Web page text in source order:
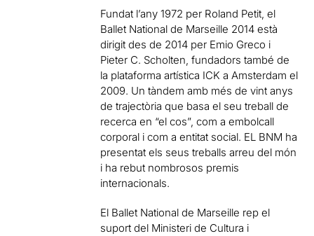
Fundat l’any 1972 per Roland Petit, el
Ballet National de Marseille 2014 està
dirigit des de 2014 per Emio Greco i
Pieter C. Scholten, fundadors també de
la plataforma artística ICK a Amsterdam el
2009. Un tàndem amb més de vint anys
de trajectòria que basa el seu treball de
recerca en “el cos”, com a embolcall
corporal i com a entitat social. EL BNM ha
presentat els seus treballs arreu del món
i ha rebut nombrosos premis
internacionals.
El Ballet National de Marseille rep el
suport del Ministeri de Cultura i